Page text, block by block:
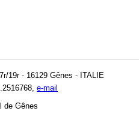
19r - 16129 Gênes - ITALIE
e-mail
de Gênes